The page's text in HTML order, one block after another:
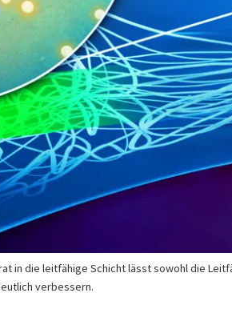
in die leitfähige Schicht lässt sowohl die
verbessern.